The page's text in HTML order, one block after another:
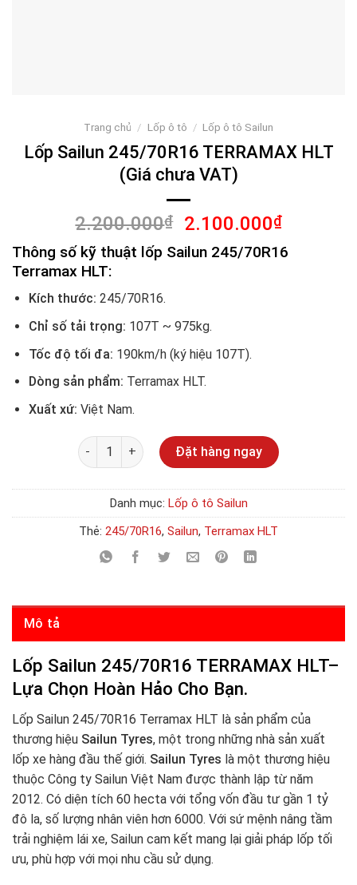
Trang chủ / Lốp ô tô / Lốp ô tô Sailun
Lốp Sailun 245/70R16 TERRAMAX HLT
(Giá chưa VAT)
2.200.000₫
Giá
gốc
là:
2.100.000₫Giá
hiện
tại
Thông số kỹ thuật lốp Sailun 245/70R16
Terramax HLT:
Kích thước: 245/70R16.
Chỉ số tải trọng: 107T ~ 975kg.
Tốc độ tối đa: 190km/h (ký hiệu 107T).
Dòng sản phẩm: Terramax HLT.
Xuất xứ: Việt Nam.
Số lượng Đặt hàng ngay
Danh mục: Lốp ô tô Sailun
Thẻ: 245/70R16, Sailun, Terramax HLT
Mô tả
Lốp Sailun 245/70R16 TERRAMAX HLT–
Lựa Chọn Hoàn Hảo Cho Bạn.
Lốp Sailun 245/70R16 Terramax HLT là sản phẩm của
thương hiệu Sailun Tyres, một trong những nhà sản xuất
lốp xe hàng đầu thế giới. Sailun Tyres là một thương hiệu
thuộc Công ty Sailun Việt Nam được thành lập từ năm
2012. Có diện tích 60 hecta với tổng vốn đầu tư gần 1 tỷ
đô la, số lượng nhân viên hơn 6000. Với sứ mệnh nâng tầm
trải nghiệm lái xe, Sailun cam kết mang lại giải pháp lốp tối
ưu, phù hợp với mọi nhu cầu sử dụng.